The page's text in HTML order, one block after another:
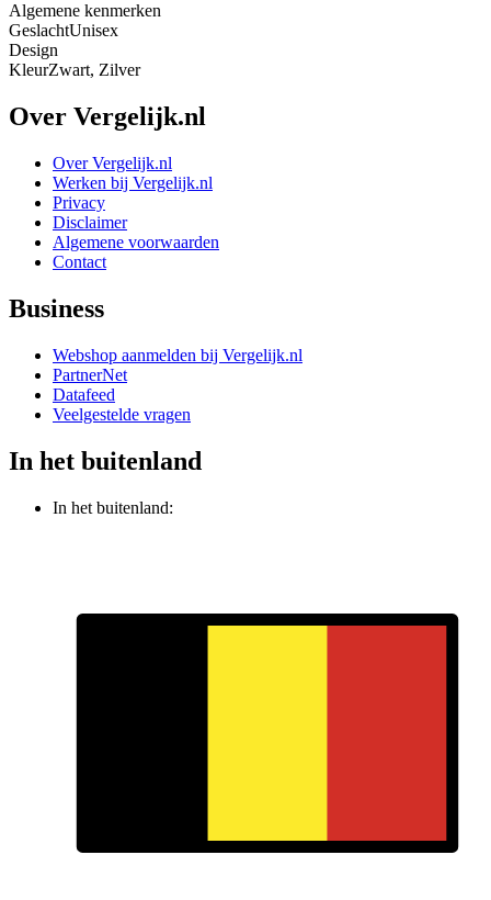
Algemene kenmerken
GeslachtUnisex
Design
KleurZwart, Zilver
Over Vergelijk.nl
Over Vergelijk.nl
Werken bij Vergelijk.nl
Privacy
Disclaimer
Algemene voorwaarden
Contact
Business
Webshop aanmelden bij Vergelijk.nl
PartnerNet
Datafeed
Veelgestelde vragen
In het buitenland
In het buitenland: